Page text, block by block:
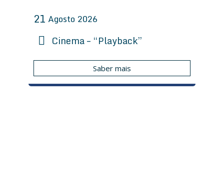
21 Agosto 2026
Cinema – “Playback”
Saber mais